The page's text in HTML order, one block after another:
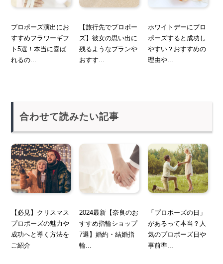
プロポーズ演出にお
すすめフラワーギフ
ト5選！本当に喜ば
れるの...
【旅行先でプロポー
ズ】彼女の思い出に
残るようなプランや
おすす...
ホワイトデーにプロ
ポーズすると成功し
やすい？おすすめの
理由や...
合わせて読みたい記事
【必見】クリスマス
プロポーズの魅力や
成功へと導く方法を
ご紹介
2024最新【奈良のお
すすめ指輪ショップ
7選】婚約・結婚指
輪...
「プロポーズの日」
があるって本当？人
気のプロポーズ日や
事前準...